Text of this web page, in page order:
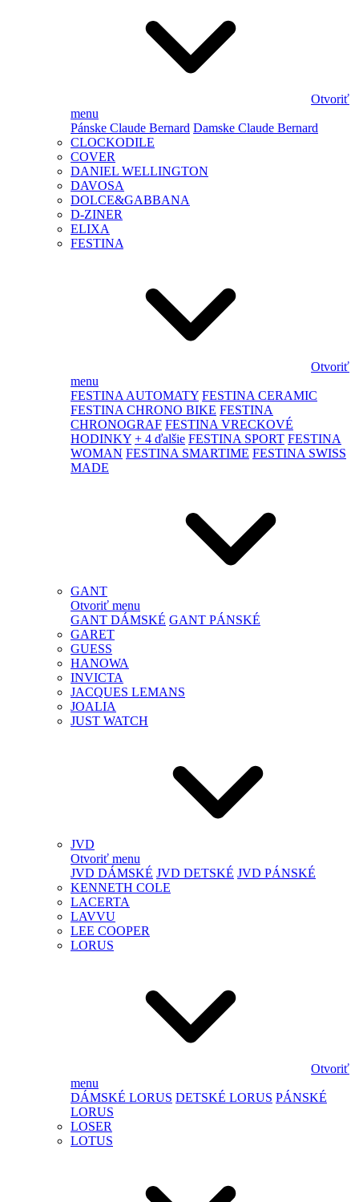
Otvoriť
menu
Pánske Claude Bernard Damske Claude Bernard
CLOCKODILE
COVER
DANIEL WELLINGTON
DAVOSA
DOLCE&GABBANA
D-ZINER
ELIXA
FESTINA
Otvoriť
menu
FESTINA AUTOMATY FESTINA CERAMIC
FESTINA CHRONO BIKE FESTINA
CHRONOGRAF FESTINA VRECKOVÉ
HODINKY + 4 ďalšie FESTINA SPORT FESTINA
WOMAN FESTINA SMARTIME FESTINA SWISS
MADE
GANT
Otvoriť menu
GANT DÁMSKÉ GANT PÁNSKÉ
GARET
GUESS
HANOWA
INVICTA
JACQUES LEMANS
JOALIA
JUST WATCH
JVD
Otvoriť menu
JVD DÁMSKÉ JVD DETSKÉ JVD PÁNSKÉ
KENNETH COLE
LACERTA
LAVVU
LEE COOPER
LORUS
Otvoriť
menu
DÁMSKÉ LORUS DETSKÉ LORUS PÁNSKÉ
LORUS
LOSER
LOTUS